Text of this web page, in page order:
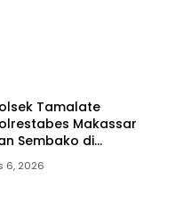
Tamalate
Makassar
Sembako di
6, 2026